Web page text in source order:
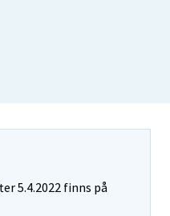
5.4.2022 finns på